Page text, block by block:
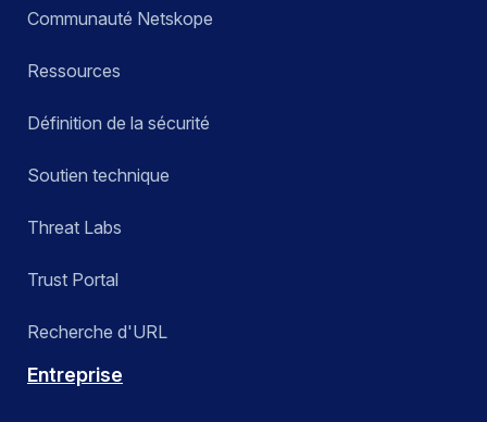
Communauté Netskope
Ressources
Définition de la sécurité
Soutien technique
Threat Labs
Trust Portal
Recherche d'URL
Entreprise